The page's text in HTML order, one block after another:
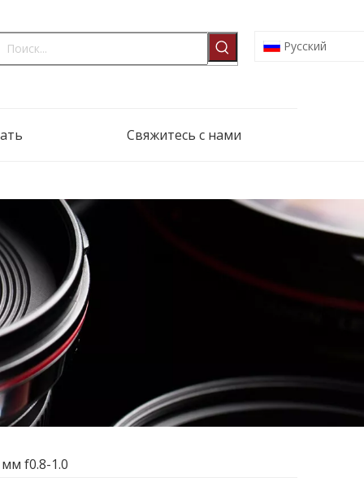
Pусский
Свяжитесь с нами
f0.8-1.0